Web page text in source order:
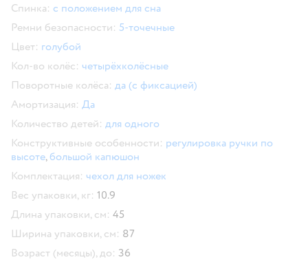
Спинка: с положением для сна
Ремни безопасности: 5-точечные
Цвет: голубой
Кол-во колёс: четырёхколёсные
Поворотные колёса: да (с фиксацией)
Амортизация: Да
Количество детей: для одного
Конструктивные особенности: регулировка ручки по
высоте,большой капюшон
Комплектация: чехол для ножек
Вес упаковки, кг: 10.9
Длина упаковки, см: 45
Ширина упаковки, см: 87
Возраст (месяцы), до: 36